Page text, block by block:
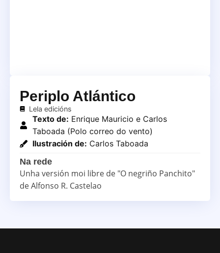
Periplo Atlántico
Lela edicións
Texto de: Enrique Mauricio e Carlos
Taboada (Polo correo do vento)
Ilustración de: Carlos Taboada
Na rede
Unha versión moi libre de "O negriño Panchito"
de Alfonso R. Castelao